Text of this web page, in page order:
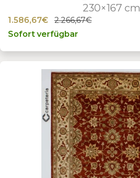
230×167 cm
1.586,67€
2.266,67€
Sofort verfügbar